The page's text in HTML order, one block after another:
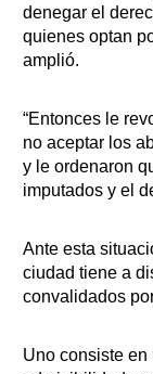
denegar el
quienes optan
amplió.
“Entonces le
no aceptar los
y le ordenaron
imputados y el
Ante esta
ciudad tiene a
convalidados
Uno consiste